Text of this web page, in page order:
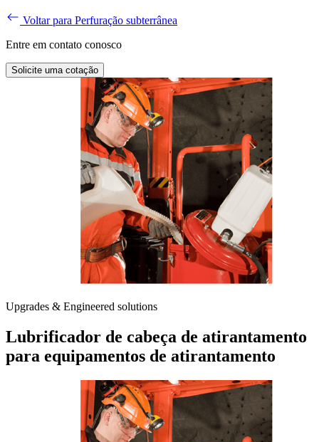
Voltar para Perfuração subterrânea
Entre em contato conosco
Solicite uma cotação
Upgrades & Engineered solutions
Lubrificador de cabeça de atirantamento
para equipamentos de atirantamento